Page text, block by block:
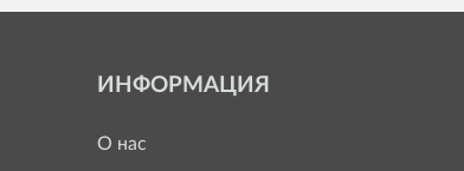
ИНФОРМАЦИЯ
О нас